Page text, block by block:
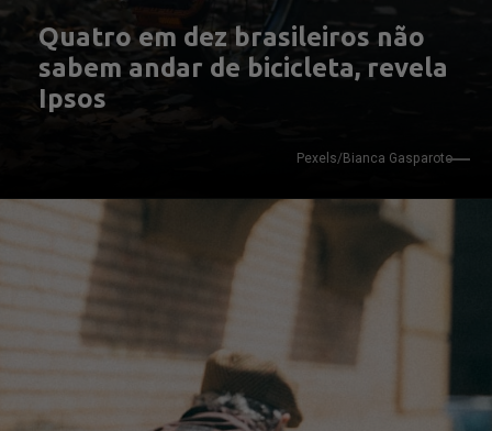
Pexels/Bianca Gasparoto
Quatro em dez brasileiros não
sabem andar de bicicleta, revela
Ipsos